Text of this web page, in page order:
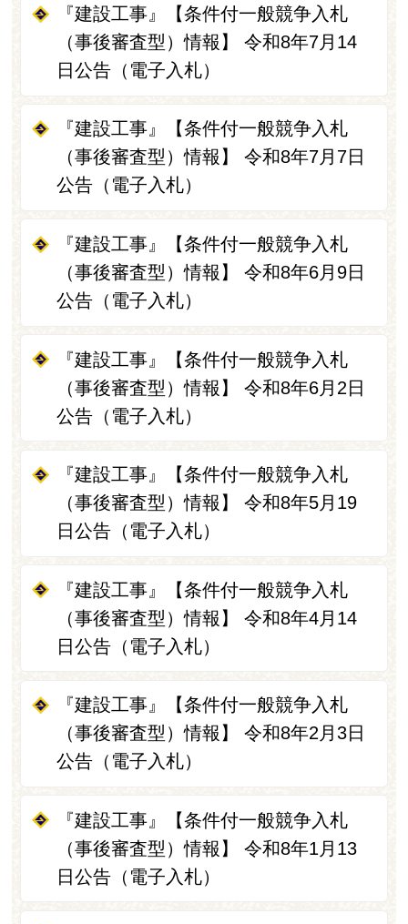
『建設工事』【条件付一般競争入札
（事後審査型）情報】 令和8年7月14
日公告（電子入札）
『建設工事』【条件付一般競争入札
（事後審査型）情報】 令和8年7月7日
公告（電子入札）
『建設工事』【条件付一般競争入札
（事後審査型）情報】 令和8年6月9日
公告（電子入札）
『建設工事』【条件付一般競争入札
（事後審査型）情報】 令和8年6月2日
公告（電子入札）
『建設工事』【条件付一般競争入札
（事後審査型）情報】 令和8年5月19
日公告（電子入札）
『建設工事』【条件付一般競争入札
（事後審査型）情報】 令和8年4月14
日公告（電子入札）
『建設工事』【条件付一般競争入札
（事後審査型）情報】 令和8年2月3日
公告（電子入札）
『建設工事』【条件付一般競争入札
（事後審査型）情報】 令和8年1月13
日公告（電子入札）